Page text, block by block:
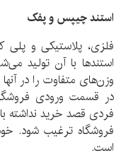
استند چیپس و پفک
فلزی، پلاستیکی و پلی
استندها با آن تولید
وزن‌های متفاوت را در
در قسمت ورودی
فردی قصد خرید نداشته
فروشگاه ترغیب شود.
است.